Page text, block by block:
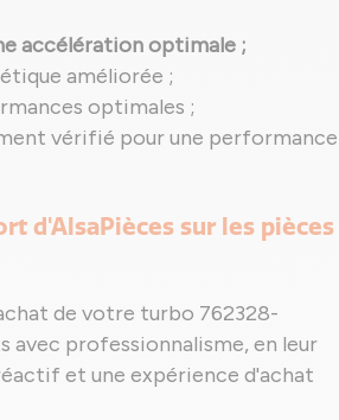
accélération optimale ;
améliorée ;
optimales ;
vérifié pour une performance
d'AlsaPièces sur les pièces
de votre turbo 762328-
avec professionnalisme, en leur
et une expérience d'achat